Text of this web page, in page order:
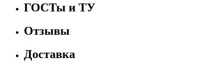
ГОСТы и ТУ
Отзывы
Доставка